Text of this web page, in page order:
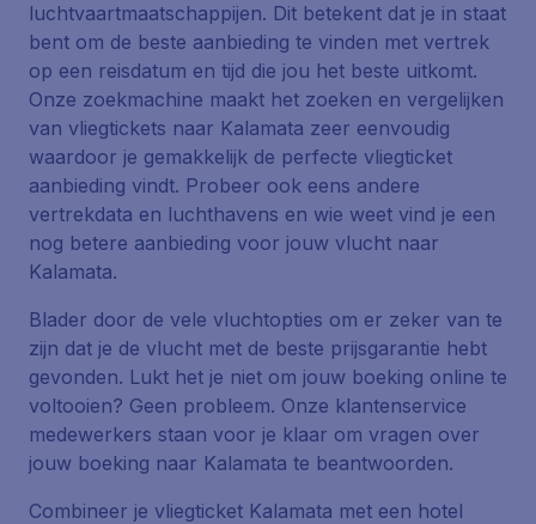
luchtvaartmaatschappijen. Dit betekent dat je in staat
bent om de beste aanbieding te vinden met vertrek
op een reisdatum en tijd die jou het beste uitkomt.
Onze zoekmachine maakt het zoeken en vergelijken
van vliegtickets naar Kalamata zeer eenvoudig
waardoor je gemakkelijk de perfecte vliegticket
aanbieding vindt. Probeer ook eens andere
vertrekdata en luchthavens en wie weet vind je een
nog betere aanbieding voor jouw vlucht naar
Kalamata.
Blader door de vele vluchtopties om er zeker van te
zijn dat je de vlucht met de beste prijsgarantie hebt
gevonden. Lukt het je niet om jouw boeking online te
voltooien? Geen probleem. Onze klantenservice
medewerkers staan voor je klaar om vragen over
jouw boeking naar Kalamata te beantwoorden.
Combineer je vliegticket Kalamata met een hotel